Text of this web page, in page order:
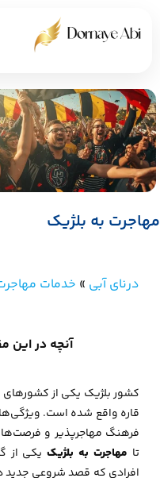
مهاجرت به بلژیک
درنای آبی » خدمات
آنچه در این
کشور بلژیک یکی از کشورهای
قاره واقع شده است.
فرهنگ مهاجرپذیر و
تا مهاجرت به بلژیکیکی از
افرادی که قصد شروعی جدید